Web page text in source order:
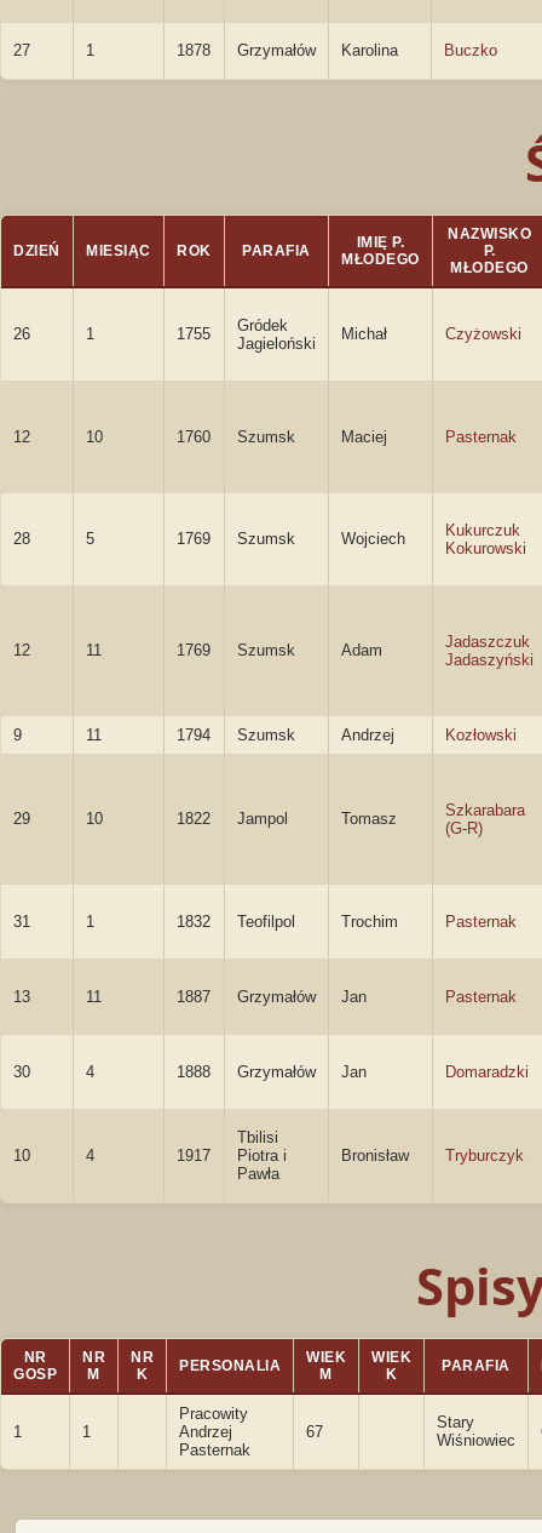
27 1 1878 Grzymałów Karolina Buczko
DZIEŃ MIESIĄC ROK PARAFIA
IMIĘ P.
MŁODEGO
NAZWISKO
P.
MŁODEGO
26 1 1755
Gródek
Jagieloński
Michał Czyżowski
12 10 1760 Szumsk Maciej Pasternak
28 5 1769 Szumsk Wojciech
Kukurczuk
Kokurowski
12 11 1769 Szumsk Adam
Jadaszczuk
Jadaszyński
9 11 1794 Szumsk Andrzej Kozłowski
29 10 1822 Jampol Tomasz
Szkarabara
(G-R)
31 1 1832 Teofilpol Trochim Pasternak
13 11 1887 Grzymałów Jan Pasternak
30 4 1888 Grzymałów Jan Domaradzki
10 4 1917
Tbilisi
Piotra i
Pawła
Bronisław Tryburczyk
NR
GOSP
NR
M
NR
K
PERSONALIA
WIEK
M
WIEK
K
PARAFIA
1 1
Pracowity
Andrzej
Pasternak
67
Stary
Wiśniowiec